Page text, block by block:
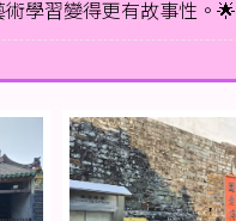
術學習變得更有故事性。